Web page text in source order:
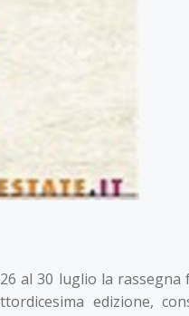
al 30 luglio la
edizione,